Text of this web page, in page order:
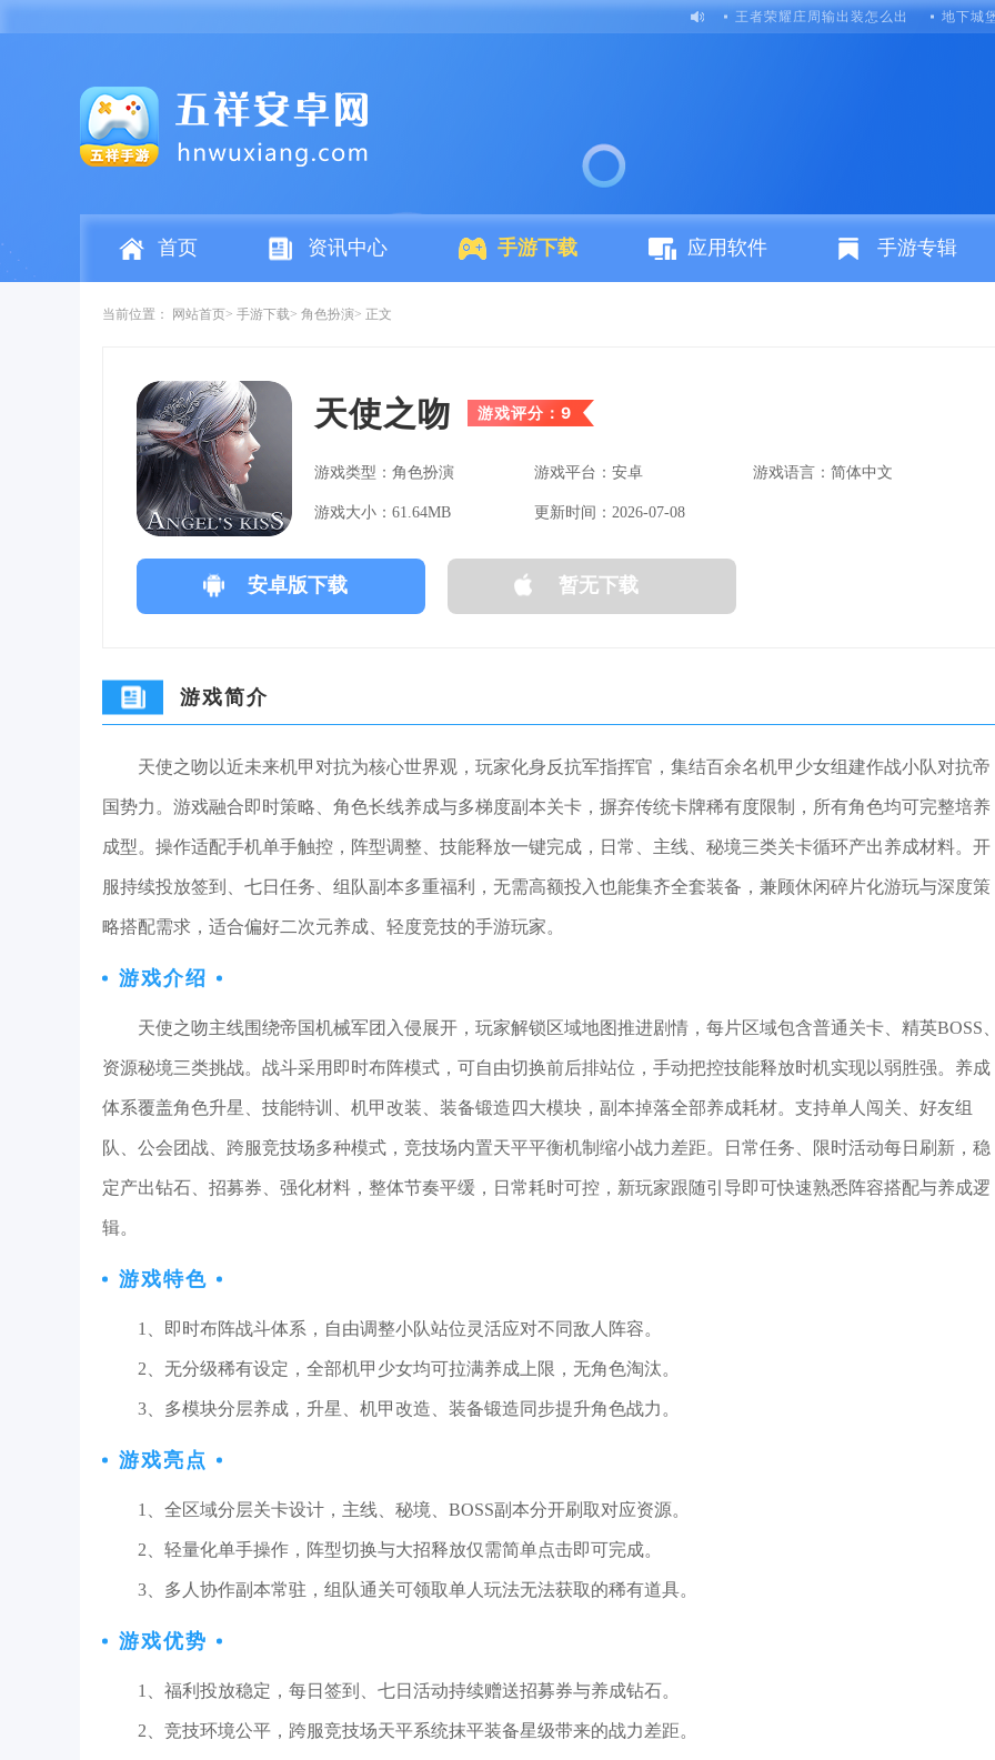
王者荣耀庄周输出装怎么出 地下城
首页 资讯中心 手游下载 应用软件 手游专辑
当前位置： 网站首页 手游下载 角色扮演 正文
天使之吻 游戏评分：9
游戏类型：角色扮演 游戏平台：安卓 游戏语言：简体中文
游戏大小：61.64MB 更新时间：2026-07-08
安卓版下载 暂无下载
游戏简介
天使之吻以近未来机甲对抗为核心世界观，玩家化身反抗军指挥官，集结百余名机甲少女组建作战小队对抗帝
国势力。游戏融合即时策略、角色长线养成与多梯度副本关卡，摒弃传统卡牌稀有度限制，所有角色均可完整培养
成型。操作适配手机单手触控，阵型调整、技能释放一键完成，日常、主线、秘境三类关卡循环产出养成材料。开
服持续投放签到、七日任务、组队副本多重福利，无需高额投入也能集齐全套装备，兼顾休闲碎片化游玩与深度策
略搭配需求，适合偏好二次元养成、轻度竞技的手游玩家。
游戏介绍
天使之吻主线围绕帝国机械军团入侵展开，玩家解锁区域地图推进剧情，每片区域包含普通关卡、精英BOSS
资源秘境三类挑战。战斗采用即时布阵模式，可自由切换前后排站位，手动把控技能释放时机实现以弱胜强。养成
体系覆盖角色升星、技能特训、机甲改装、装备锻造四大模块，副本掉落全部养成耗材。支持单人闯关、好友组
队、公会团战、跨服竞技场多种模式，竞技场内置天平平衡机制缩小战力差距。日常任务、限时活动每日刷新，稳
定产出钻石、招募券、强化材料，整体节奏平缓，日常耗时可控，新玩家跟随引导即可快速熟悉阵容搭配与养成逻
辑。
游戏特色
1、即时布阵战斗体系，自由调整小队站位灵活应对不同敌人阵容。
2、无分级稀有设定，全部机甲少女均可拉满养成上限，无角色淘汰。
3、多模块分层养成，升星、机甲改造、装备锻造同步提升角色战力。
游戏亮点
1、全区域分层关卡设计，主线、秘境、BOSS副本分开刷取对应资源。
2、轻量化单手操作，阵型切换与大招释放仅需简单点击即可完成。
3、多人协作副本常驻，组队通关可领取单人玩法无法获取的稀有道具。
游戏优势
1、福利投放稳定，每日签到、七日活动持续赠送招募券与养成钻石。
2、竞技环境公平，跨服竞技场天平系统抹平装备星级带来的战力差距。